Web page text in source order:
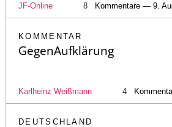
JF-Online 8 Kommentare — 9.
KOMMENTAR
GegenAufklärung
Karlheinz Weißmann 4
DEUTSCHLAND